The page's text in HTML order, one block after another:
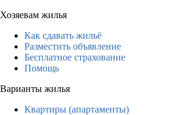
Хозяевам жилья
Как сдавать жильё
Разместить объявление
Бесплатное страхование
Помощь
Варианты жилья
Квартиры (апартаменты)